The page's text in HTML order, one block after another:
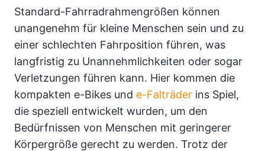
Standard-Fahrradrahmengrößen können
unangenehm für kleine Menschen sein und zu
einer schlechten Fahrposition führen, was
langfristig zu Unannehmlichkeiten oder sogar
Verletzungen führen kann. Hier kommen die
kompakten e-Bikes und e-Falträder ins Spiel,
die speziell entwickelt wurden, um den
Bedürfnissen von Menschen mit geringerer
Körpergröße gerecht zu werden. Trotz der